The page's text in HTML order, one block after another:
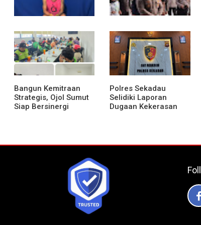
Polsek Entikong
Gagalkan Peredaran
Sabu 151,76 Gram di
Perbatasan
Kunker Perdana ke
Entikong, Kapolres
Sanggau: Keamanan
Perbatasan Tanggung
Jawab Bersama
Bangun Kemitraan
Strategis, Ojol Sumut
Siap Bersinergi
Polres Sekadau
Selidiki Laporan
Dugaan Kekerasan